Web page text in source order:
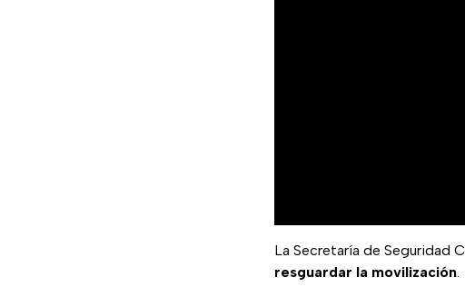
La Secretaría de Seguridad
resguardar la movilización